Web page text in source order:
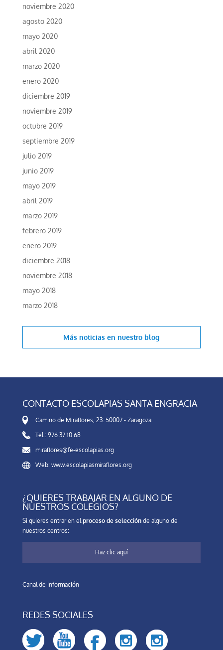
noviembre 2020
agosto 2020
mayo 2020
abril 2020
marzo 2020
enero 2020
diciembre 2019
noviembre 2019
octubre 2019
septiembre 2019
julio 2019
junio 2019
mayo 2019
abril 2019
marzo 2019
febrero 2019
enero 2019
diciembre 2018
noviembre 2018
mayo 2018
marzo 2018
Más noticias en nuestro blog
CONTACTO ESCOLAPIAS SANTA ENGRACIA
Camino de Miraflores, 23. 50007 - Zaragoza
Tel.: 976 37 10 68
miraflores@fe-escolapias.org
Web: www.escolapiasmiraflores.org
¿QUIERES TRABAJAR EN ALGUNO DE
NUESTROS COLEGIOS?
Si quieres entrar en elproceso de selecciónde alguno de
nuestros centros:
Haz clic aquí
Canal de información
REDES SOCIALES